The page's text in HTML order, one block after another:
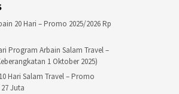
20 Hari – Promo 2025/2026 Rp
Program Arbain Salam Travel –
1 Oktober 2025)
Hari Salam Travel – Promo
Juta